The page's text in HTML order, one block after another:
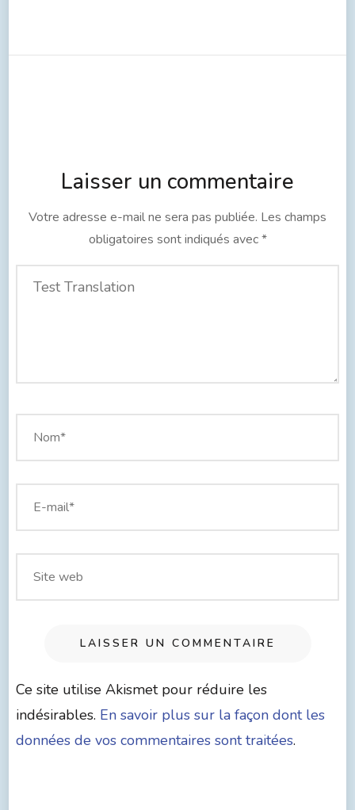
Laisser un commentaire
Votre adresse e-mail ne sera pas publiée. Les champs
obligatoires sont indiqués avec*
Ce site utilise Akismet pour réduire les
indésirables. En savoir plus sur la façon dont les
données de vos commentaires sont traitées.